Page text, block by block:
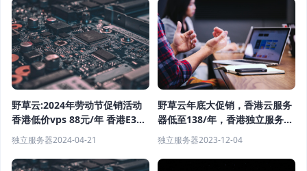
野草云:2024年劳动节促销活动
香港低价vps 88元/年 香港E3
16G 240G 30Mbps BGP仅需
199CNY
独立服务器2024-04-21
野草云年底大促销，香港云服务
器低至138/年，香港独立服务器
E3-1230v2 16g30m299/月
独立服务器2023-12-04